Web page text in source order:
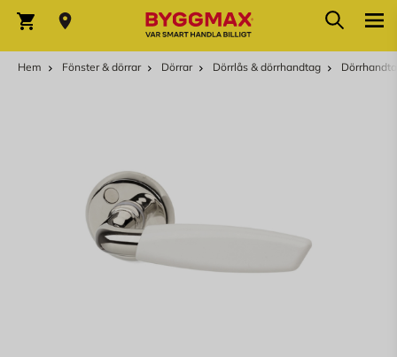
Varukorg Sök
Hem Fönster & dörrar Dörrar Dörrlås & dörrhandtag